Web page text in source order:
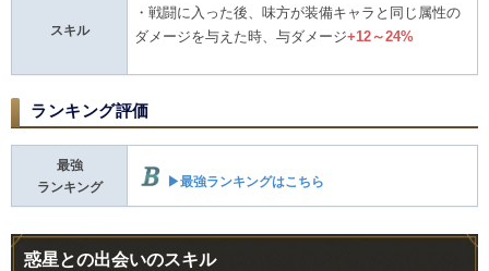
スキル
・戦闘に入った後、味方が装備キャラと同じ属性の
ダメージを与えた時、与ダメージ+12～24%
ランキング評価
最強
ランキング
▶最強ランキングはこちら
惑星との出会いのスキル